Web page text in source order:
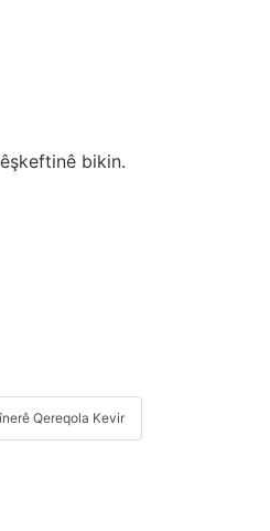
bikin.
Qereqola Kevir